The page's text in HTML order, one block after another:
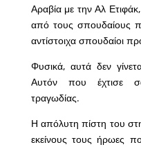
Αραβία με την Αλ Ετιφάκ,
από τους σπουδαίους
αντίστοιχα σπουδαίοι
Φυσικά, αυτά δεν
Αυτόν που έχτισε
τραγωδίας.
Η απόλυτη πίστη του
εκείνους τους ήρωες